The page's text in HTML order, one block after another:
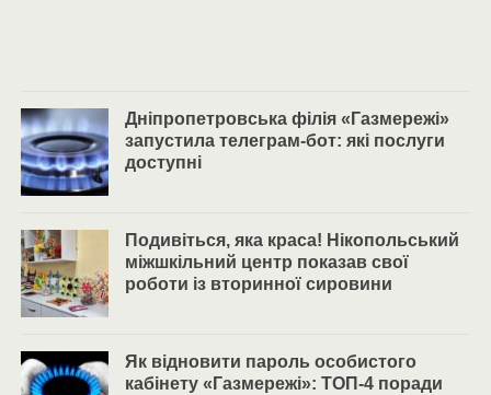
Дніпропетровська філія «Газмережі»
запустила телеграм-бот: які послуги
доступні
Подивіться, яка краса! Нікопольський
міжшкільний центр показав свої
роботи із вторинної сировини
Як відновити пароль особистого
кабінету «Газмережі»: ТОП-4 поради